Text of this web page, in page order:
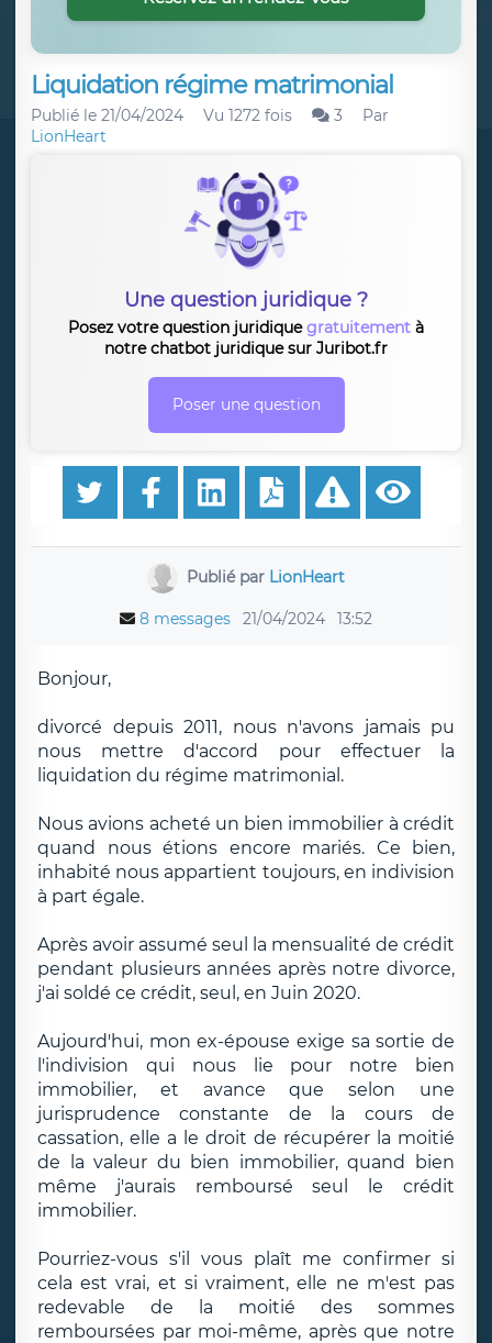
Liquidation régime matrimonial
Publié le 21/04/2024 Vu 1272 fois 3
Par
LionHeart
Une question juridique ?
Posez votre question juridiquegratuitement à
notre chatbot juridique sur Juribot.fr
Poser une question
Publié par LionHeart
8 messages 21/04/2024 13:52
Bonjour,
divorcé depuis 2011, nous n'avons jamais pu
nous mettre d'accord pour effectuer la
liquidation du régime matrimonial.
Nous avions acheté un bien immobilier à crédit
quand nous étions encore mariés. Ce bien,
inhabité nous appartient toujours, en indivision
à part égale.
Après avoir assumé seul la mensualité de crédit
pendant plusieurs années après notre divorce,
j'ai soldé ce crédit, seul, en Juin 2020.
Aujourd'hui, mon ex-épouse exige sa sortie de
l'indivision qui nous lie pour notre bien
immobilier, et avance que selon une
jurisprudence constante de la cours de
cassation, elle a le droit de récupérer la moitié
de la valeur du bien immobilier, quand bien
même j'aurais remboursé seul le crédit
immobilier.
Pourriez-vous s'il vous plaît me confirmer si
cela est vrai, et si vraiment, elle ne m'est pas
redevable de la moitié des sommes
remboursées par moi-même, après que notre